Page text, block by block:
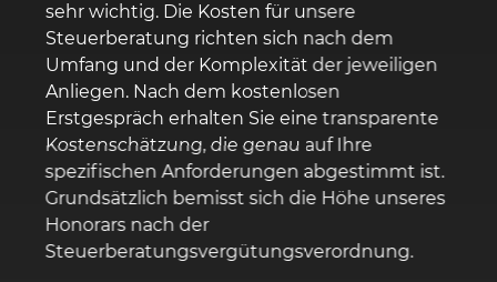
sehr wichtig. Die Kosten für unsere
Steuerberatung richten sich nach dem
Umfang und der Komplexität der jeweiligen
Anliegen. Nach dem kostenlosen
Erstgespräch erhalten Sie eine transparente
Kostenschätzung, die genau auf Ihre
spezifischen Anforderungen abgestimmt ist.
Grundsätzlich bemisst sich die Höhe unseres
Honorars nach der
Steuerberatungsvergütungsverordnung.